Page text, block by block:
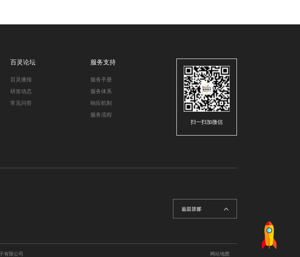
百灵论坛
百灵播报
研发动态
常见问答
服务支持
服务手册
服务体系
响应机制
服务流程
扫一扫加微信
有限公司 网站地图